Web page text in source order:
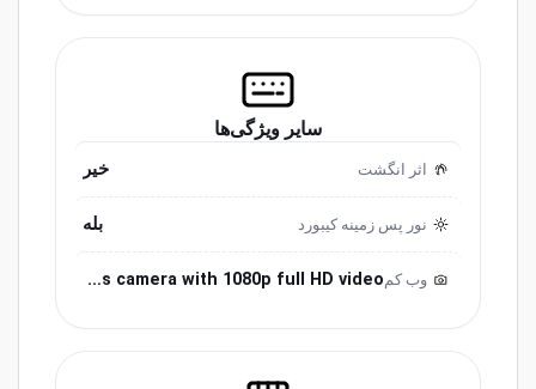
سایر ویژگی‌ها
اثر انگشت خیر
نور پس زمینه کیبورد بله
وب کم 5.0MP front-facing camera with 1080p Skype HD video 8.0MP rear-facing autofocus camera with 1080p full HD video